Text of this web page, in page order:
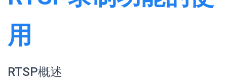
用
RTSP概述